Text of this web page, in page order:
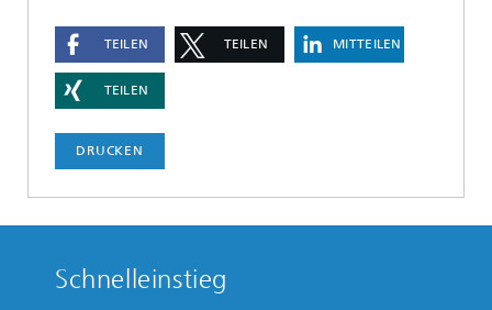
TEILEN TEILEN MITTEILEN
TEILEN
DRUCKEN
Schnelleinstieg